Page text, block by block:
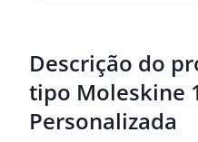
Descrição do
tipo Moleskine
Personalizada